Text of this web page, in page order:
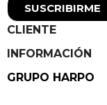
SUSCRIBIRME
CLIENTE
INFORMACIÓN
GRUPO HARPO